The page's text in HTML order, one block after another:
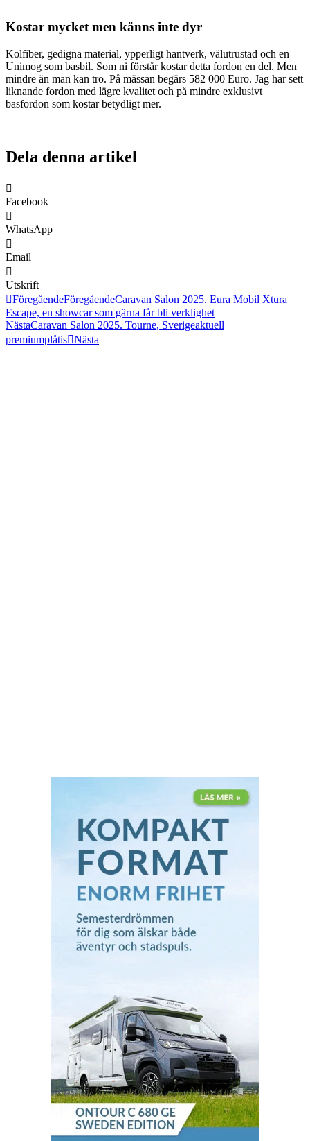
Kostar mycket men känns inte dyr
Kolfiber, gedigna material, ypperligt hantverk, välutrustad och en
Unimog som basbil. Som ni förstår kostar detta fordon en del. Men
mindre än man kan tro. På mässan begärs 582 000 Euro. Jag har sett
liknande fordon med lägre kvalitet och på mindre exklusivt
basfordon som kostar betydligt mer.
Dela denna artikel
Facebook
WhatsApp
Email
Utskrift
FöregåendeFöregåendeCaravan Salon 2025. Eura Mobil Xtura
Escape, en showcar som gärna får bli verklighet
NästaCaravan Salon 2025. Tourne, Sverigeaktuell
premiumplåtis Nästa